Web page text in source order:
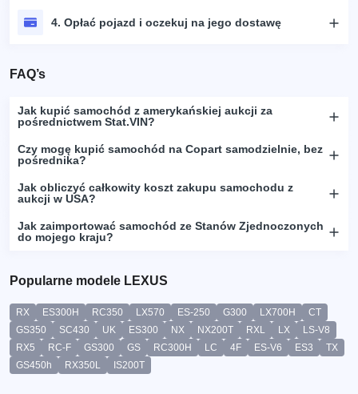
4. Opłać pojazd i oczekuj na jego dostawę
FAQ’s
Jak kupić samochód z amerykańskiej aukcji za
pośrednictwem Stat.VIN?
Czy mogę kupić samochód na Copart samodzielnie, bez
pośrednika?
Jak obliczyć całkowity koszt zakupu samochodu z
aukcji w USA?
Jak zaimportować samochód ze Stanów Zjednoczonych
do mojego kraju?
Popularne modele LEXUS
RX ES300H RC350 LX570 ES-250 G300 LX700H
CT
GS350
SC430 UK ES300 NX NX200T RXL LX
LS-V8
RX5
RC-F GS300 GS RC300H LC 4F ES-V6 ES3
TX
GS450h
RX350L IS200T